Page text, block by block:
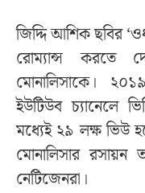
জিদ্দি আশিক ছবির
রোম্যান্স করতে
মোনালিসাকে।
ইউটিউব চ্যানেলে
মধ্যেই ২৯ লক্ষ ভিউ
মোনালিসার রসায়ন
নেটিজেনরা।